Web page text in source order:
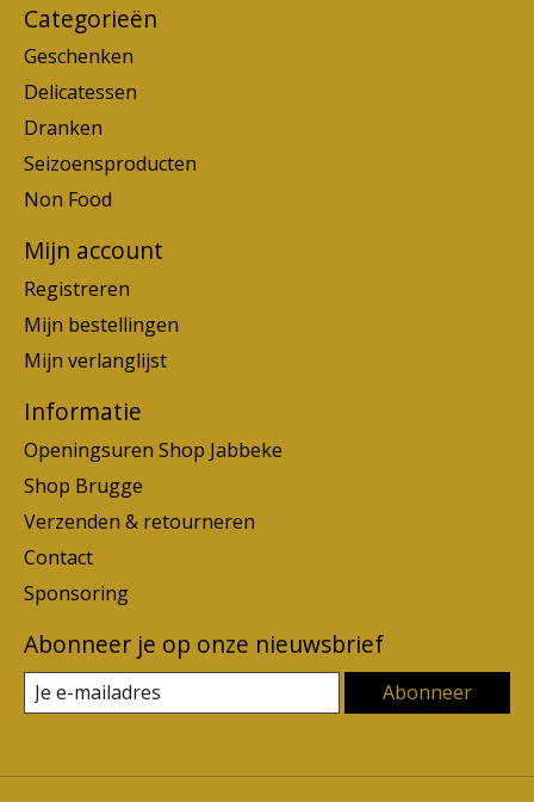
Categorieën
Geschenken
Delicatessen
Dranken
Seizoensproducten
Non Food
Mijn account
Registreren
Mijn bestellingen
Mijn verlanglijst
Informatie
Openingsuren Shop Jabbeke
Shop Brugge
Verzenden & retourneren
Contact
Sponsoring
Abonneer je op onze nieuwsbrief
Abonneer